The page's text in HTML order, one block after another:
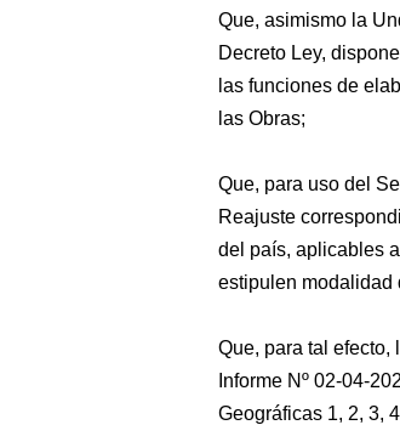
Que, asimismo la
Decreto Ley,
las funciones de
las Obras;
Que, para uso del
Reajuste
del país, aplicables
estipulen modalidad
Que, para tal efecto,
Informe Nº 02-04-
Geográficas 1, 2, 3,